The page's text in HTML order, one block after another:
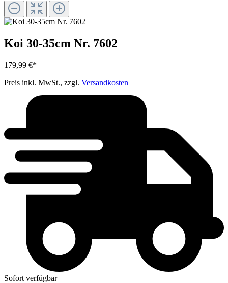
Koi 30-35cm Nr. 7602
179,99 €*
Preis inkl. MwSt., zzgl. Versandkosten
Sofort verfügbar